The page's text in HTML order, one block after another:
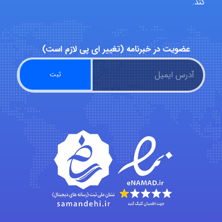
abolfazlkoshehe
abolfazlkoshehe
A.balandeh
fatima
Jafar Tym
عضویت در خبرنامه (تغییر ای پی لازم است)